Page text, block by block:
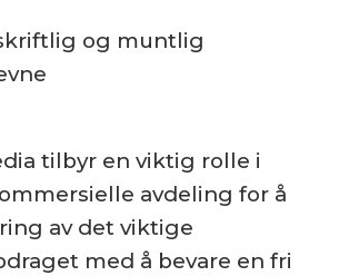
og muntlig
tilbyr en viktig rolle i
avdeling for å
av det viktige
med å bevare en fri